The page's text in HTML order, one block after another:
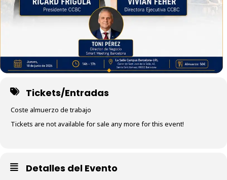
Tickets/Entradas
Coste almuerzo de trabajo
Tickets are not available for sale any more for this event!
Detalles del Evento